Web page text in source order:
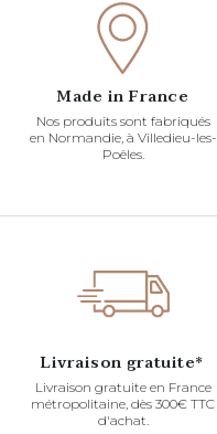
Made in France
Nos produits sont fabriqués
en Normandie, à Villedieu-les-
Poêles.
Livraison gratuite*
Livraison gratuite en France
métropolitaine, dès 300€ TTC
d'achat.